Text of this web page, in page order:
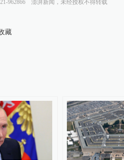
962866
澎湃新闻，未经授权不得转载
藏